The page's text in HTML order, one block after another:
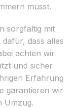
musst.
sorgfältig mit
dass alles
achten wir
und sicher
Erfahrung
garantieren wir
Umzug.